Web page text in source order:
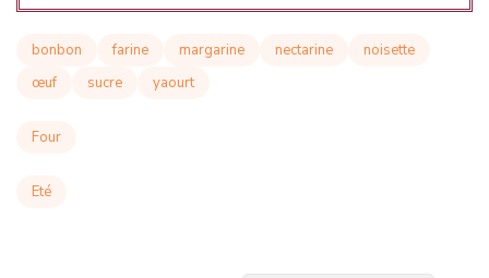
bonbon farine margarine nectarine
noisette
œuf
sucre yaourt
Four
Eté